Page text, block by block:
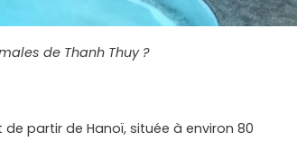
de Thanh Thuy ?
partir de Hanoï, située à environ 80